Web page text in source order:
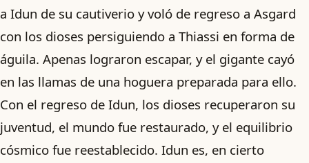
a Idun de su cautiverio y voló de regreso a Asgard
con los dioses persiguiendo a Thiassi en forma de
águila. Apenas lograron escapar, y el gigante cayó
en las llamas de una hoguera preparada para ello.
Con el regreso de Idun, los dioses recuperaron su
juventud, el mundo fue restaurado, y el equilibrio
cósmico fue reestablecido. Idun es, en cierto